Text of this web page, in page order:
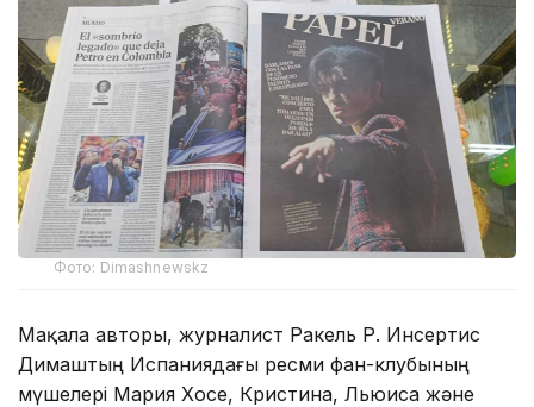
Фото: Dimashnewskz
Мақала авторы, журналист Ракель Р. Инсертис
Димаштың Испаниядағы ресми фан-клубының
мүшелері Мария Хосе, Кристина, Льюиса және